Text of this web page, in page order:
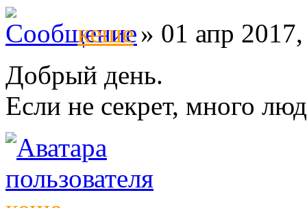
кеше» 01 апр
Добрый день.
Если не секрет, много